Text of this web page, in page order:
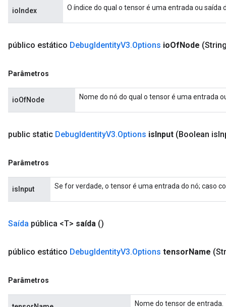
ioIndex O índice do qual o tensor é uma entrada ou saída
público estático DebugIdentityV3.Options ioOfNode
Parâmetros
ioOfNode Nome do nó do qual o tensor é uma entrada
public static DebugIdentityV3.Options isInput (Boolean is
Parâmetros
isInput Se for verdade, o tensor é uma entrada do nó; caso
Saída pública <T> saída ()
público estático DebugIdentityV3.Options tensorName
Parâmetros
Nome do tensor de entrada.